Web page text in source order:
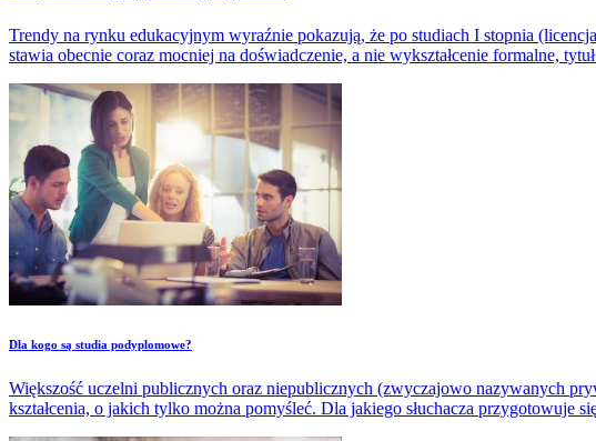
Trendy na rynku edukacyjnym wyraźnie pokazują, że po studiach I stopnia
stawia obecnie coraz mocniej na doświadczenie, a nie wykształcenie formalne,
​Dla kogo są studia podyplomowe?
Większość uczelni publicznych oraz niepublicznych (zwyczajowo nazywanych
kształcenia, o jakich tylko można pomyśleć. Dla jakiego słuchacza przygotowuje